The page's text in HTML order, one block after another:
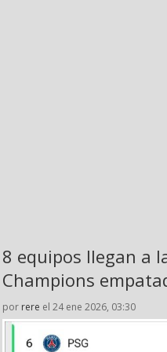
8 equipos llegan a
Champions
por rere el 24 ene 2026, 03:30